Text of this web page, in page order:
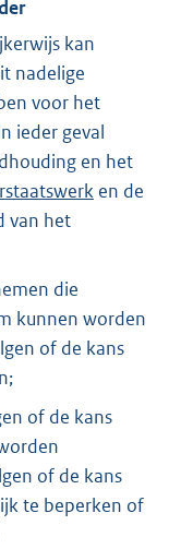
kan
nadelige
voor het
ieder geval
en het
en de
van het
die
kunnen worden
of de kans
of de kans
of de kans
te beperken of